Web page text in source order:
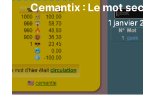
Cemantix : Le mot
1 janvier